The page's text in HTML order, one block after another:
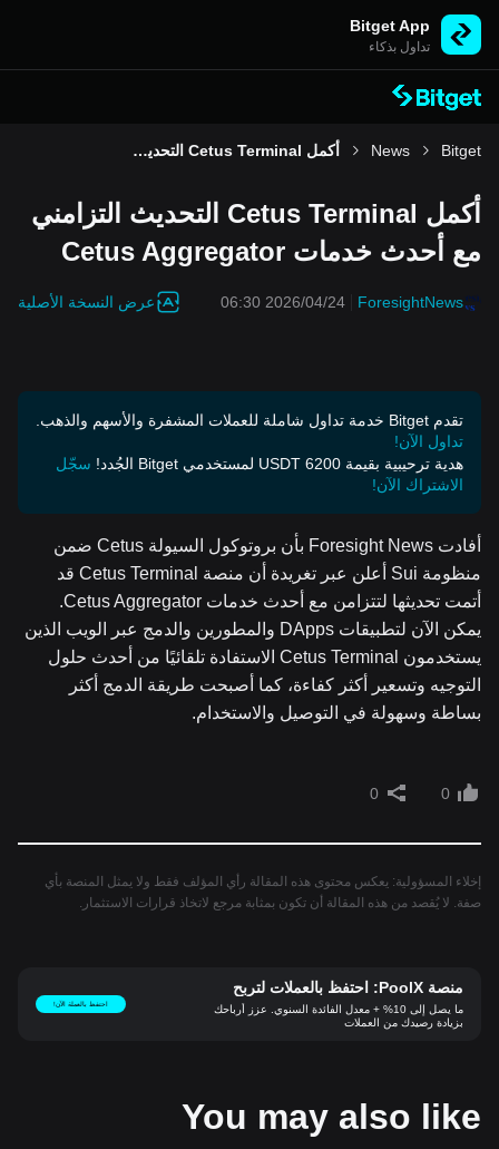
Bitget App
تداول بذكاء
Bitget
News أكمل Cetus Terminal التحديث التزامني مع أحدث خدمات Cetus Aggregator
أكمل Cetus Terminal التحديث التزامني
مع أحدث خدمات Cetus Aggregator
ForesightNews
2026/04/24 06:30 عرض النسخة الأصلية
تقدم Bitget خدمة تداول شاملة للعملات المشفرة والأسهم والذهب.
تداول الآن!
هدية ترحيبية بقيمة 6200 USDT لمستخدمي Bitget الجُدد!
سجّل
الاشتراك الآن!
أفادت Foresight News بأن بروتوكول السيولة Cetus ضمن
منظومة Sui أعلن عبر تغريدة أن منصة Cetus Terminal قد
أتمت تحديثها لتتزامن مع أحدث خدمات Cetus Aggregator.
يمكن الآن لتطبيقات DApps والمطورين والدمج عبر الويب الذين
يستخدمون Cetus Terminal الاستفادة تلقائيًا من أحدث حلول
التوجيه وتسعير أكثر كفاءة، كما أصبحت طريقة الدمج أكثر
بساطة وسهولة في التوصيل والاستخدام.
0
0
إخلاء المسؤولية: يعكس محتوى هذه المقالة رأي المؤلف فقط ولا يمثل المنصة بأي
صفة. لا يُقصد من هذه المقالة أن تكون بمثابة مرجع لاتخاذ قرارات الاستثمار.
منصة PoolX: احتفظ بالعملات لتربح
ما يصل إلى 10% + معدل الفائدة السنوي. عزز أرباحك
بزيادة رصيدك من العملات
احتفظ بالعملة الآن!
You may also like